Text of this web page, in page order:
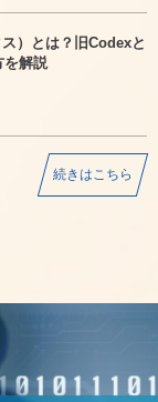
）とは？旧Codexと
を解説
続きはこちら